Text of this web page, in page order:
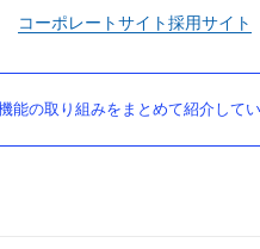
コーポレートサイト採用サイト
の取り組みをまとめて紹介してい